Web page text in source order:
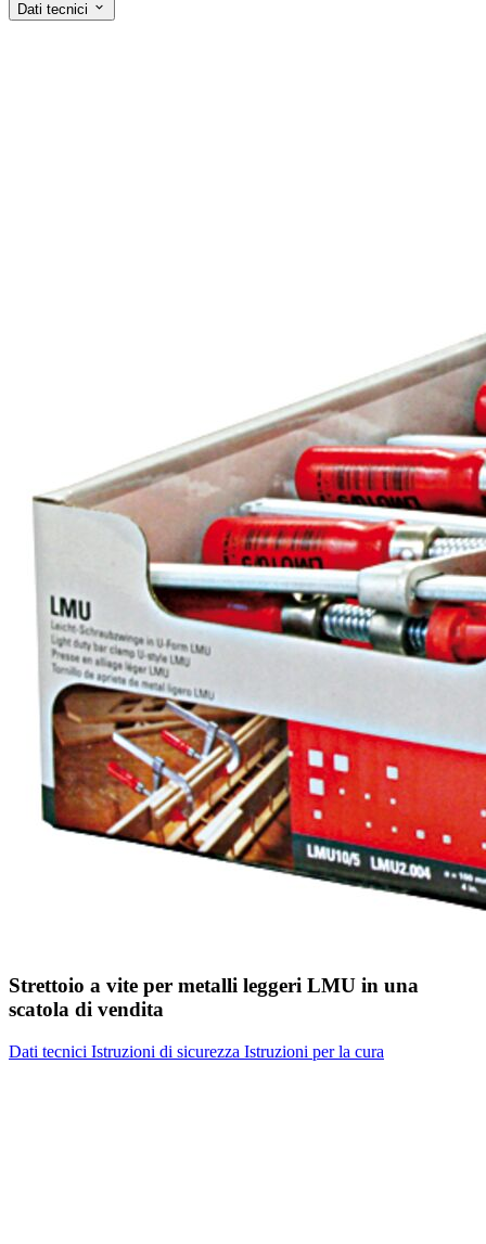
Dati tecnici
Strettoio a vite per metalli leggeri LMU in una
scatola di vendita
Dati tecnici Istruzioni di sicurezza Istruzioni per la cura